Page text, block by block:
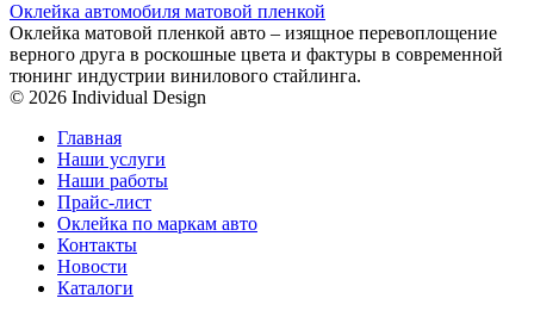
Оклейка автомобиля матовой пленкой
Оклейка матовой пленкой авто – изящное перевоплощение
верного друга в роскошные цвета и фактуры в современной
тюнинг индустрии винилового стайлинга.
© 2026 Individual Design
Главная
Наши услуги
Наши работы
Прайс-лист
Оклейка по маркам авто
Контакты
Новости
Каталоги